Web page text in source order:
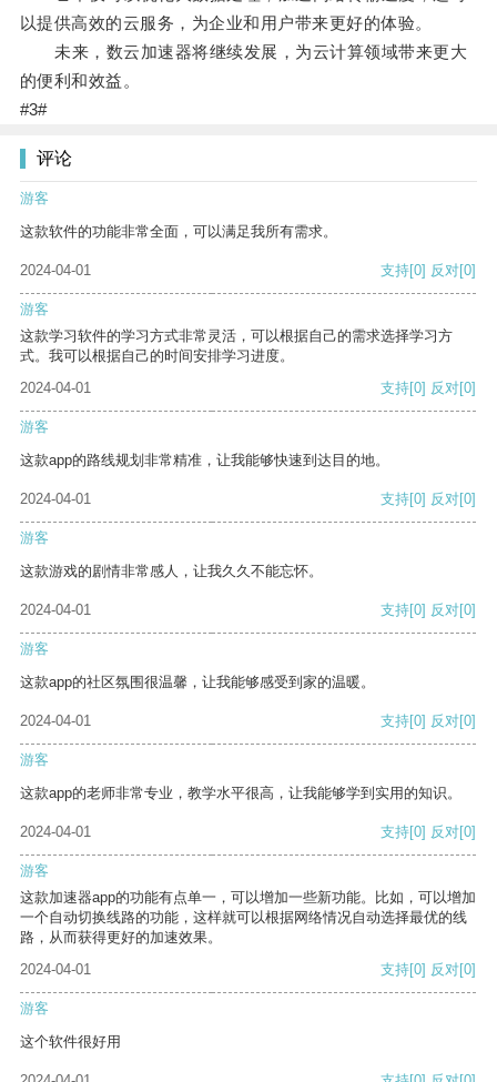
以提供高效的云服务，为企业和用户带来更好的体验。
未来，数云加速器将继续发展，为云计算领域带来更大
的便利和效益。
#3#
评论
游客
这款软件的功能非常全面，可以满足我所有需求。
2024-04-01 支持[0] 反对[0]
游客
这款学习软件的学习方式非常灵活，可以根据自己的需求选择学习方
式。我可以根据自己的时间安排学习进度。
2024-04-01
支持[0] 反对[0]
游客
这款app的路线规划非常精准，让我能够快速到达目的地。
2024-04-01 支持[0] 反对[0]
游客
这款游戏的剧情非常感人，让我久久不能忘怀。
2024-04-01 支持[0] 反对[0]
游客
这款app的社区氛围很温馨，让我能够感受到家的温暖。
2024-04-01 支持[0] 反对[0]
游客
这款app的老师非常专业，教学水平很高，让我能够学到实用的知识。
2024-04-01 支持[0] 反对[0]
游客
这款加速器app的功能有点单一，可以增加一些新功能。比如，可以增加
一个自动切换线路的功能，这样就可以根据网络情况自动选择最优的线
路，从而获得更好的加速效果。
2024-04-01
支持[0] 反对[0]
游客
这个软件很好用